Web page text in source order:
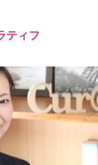
ティフ